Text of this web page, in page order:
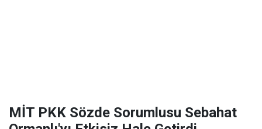
MİT PKK Sözde Sorumlusu Sebahat